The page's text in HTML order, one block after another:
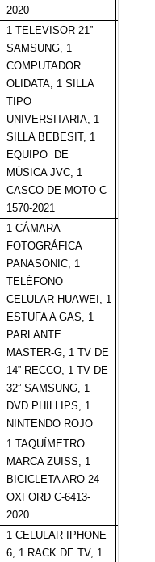
2020
1 TELEVISOR 21”
SAMSUNG, 1
COMPUTADOR
OLIDATA, 1 SILLA
TIPO
UNIVERSITARIA, 1
SILLA BEBESIT, 1
EQUIPO DE
MÚSICA JVC, 1
CASCO DE MOTO C-
1570-2021
1 CÁMARA
FOTOGRÁFICA
PANASONIC, 1
TELÉFONO
CELULAR HUAWEI, 1
ESTUFA A GAS, 1
PARLANTE
MASTER-G, 1 TV DE
14” RECCO, 1 TV DE
32” SAMSUNG, 1
DVD PHILLIPS, 1
NINTENDO ROJO
1 TAQUÍMETRO
MARCA ZUISS, 1
BICICLETA ARO 24
OXFORD C-6413-
2020
1 CELULAR IPHONE
6, 1 RACK DE TV, 1